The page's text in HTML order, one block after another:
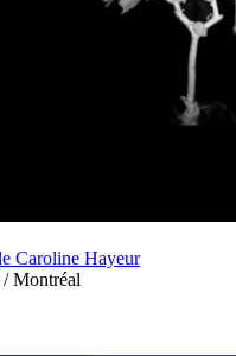
Caroline Hayeur
Montréal